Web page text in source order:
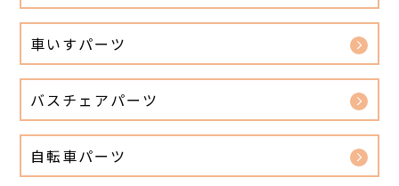
車いすパーツ
バスチェアパーツ
自転車パーツ